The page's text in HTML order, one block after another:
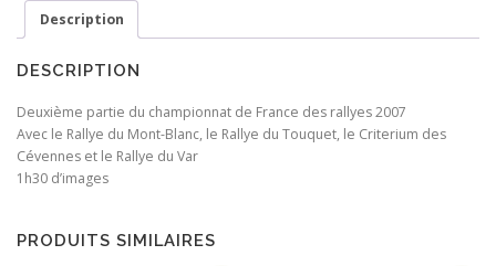
5
0
€
.
0
Description
DESCRIPTION
Deuxième partie du championnat de France des rallyes 2007
Avec le Rallye du Mont-Blanc, le Rallye du Touquet, le Criterium des
Cévennes et le Rallye du Var
1h30 d’images
PRODUITS SIMILAIRES